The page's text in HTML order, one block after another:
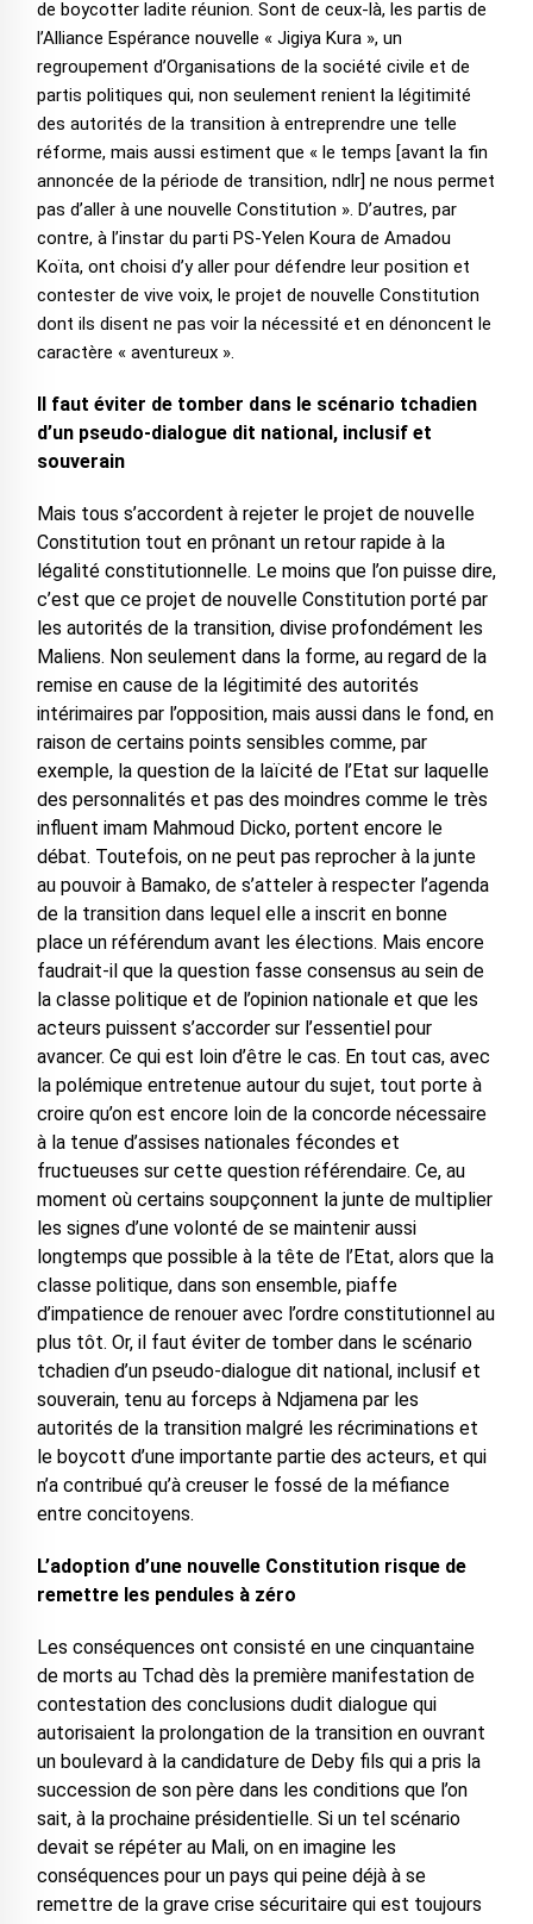
de boycotter ladite réunion. Sont de ceux-là, les partis de
l’Alliance Espérance nouvelle « Jigiya Kura », un
regroupement d’Organisations de la société civile et de
partis politiques qui, non seulement renient la légitimité
des autorités de la transition à entreprendre une telle
réforme, mais aussi estiment que « le temps [avant la fin
annoncée de la période de transition, ndlr] ne nous permet
pas d’aller à une nouvelle Constitution ». D’autres, par
contre, à l’instar du parti PS-Yelen Koura de Amadou
Koïta, ont choisi d’y aller pour défendre leur position et
contester de vive voix, le projet de nouvelle Constitution
dont ils disent ne pas voir la nécessité et en dénoncent le
caractère « aventureux ».
Il faut éviter de tomber dans le scénario tchadien
d’un pseudo-dialogue dit national, inclusif et
souverain
Mais tous s’accordent à rejeter le projet de nouvelle
Constitution tout en prônant un retour rapide à la
légalité constitutionnelle. Le moins que l’on puisse dire,
c’est que ce projet de nouvelle Constitution porté par
les autorités de la transition, divise profondément les
Maliens. Non seulement dans la forme, au regard de la
remise en cause de la légitimité des autorités
intérimaires par l’opposition, mais aussi dans le fond, en
raison de certains points sensibles comme, par
exemple, la question de la laïcité de l’Etat sur laquelle
des personnalités et pas des moindres comme le très
influent imam Mahmoud Dicko, portent encore le
débat. Toutefois, on ne peut pas reprocher à la junte
au pouvoir à Bamako, de s’atteler à respecter l’agenda
de la transition dans lequel elle a inscrit en bonne
place un référendum avant les élections. Mais encore
faudrait-il que la question fasse consensus au sein de
la classe politique et de l’opinion nationale et que les
acteurs puissent s’accorder sur l’essentiel pour
avancer. Ce qui est loin d’être le cas. En tout cas, avec
la polémique entretenue autour du sujet, tout porte à
croire qu’on est encore loin de la concorde nécessaire
à la tenue d’assises nationales fécondes et
fructueuses sur cette question référendaire. Ce, au
moment où certains soupçonnent la junte de multiplier
les signes d’une volonté de se maintenir aussi
longtemps que possible à la tête de l’Etat, alors que la
classe politique, dans son ensemble, piaffe
d’impatience de renouer avec l’ordre constitutionnel au
plus tôt. Or, il faut éviter de tomber dans le scénario
tchadien d’un pseudo-dialogue dit national, inclusif et
souverain, tenu au forceps à Ndjamena par les
autorités de la transition malgré les récriminations et
le boycott d’une importante partie des acteurs, et qui
n’a contribué qu’à creuser le fossé de la méfiance
entre concitoyens.
L’adoption d’une nouvelle Constitution risque de
remettre les pendules à zéro
Les conséquences ont consisté en une cinquantaine
de morts au Tchad dès la première manifestation de
contestation des conclusions dudit dialogue qui
autorisaient la prolongation de la transition en ouvrant
un boulevard à la candidature de Deby fils qui a pris la
succession de son père dans les conditions que l’on
sait, à la prochaine présidentielle. Si un tel scénario
devait se répéter au Mali, on en imagine les
conséquences pour un pays qui peine déjà à se
remettre de la grave crise sécuritaire qui est toujours